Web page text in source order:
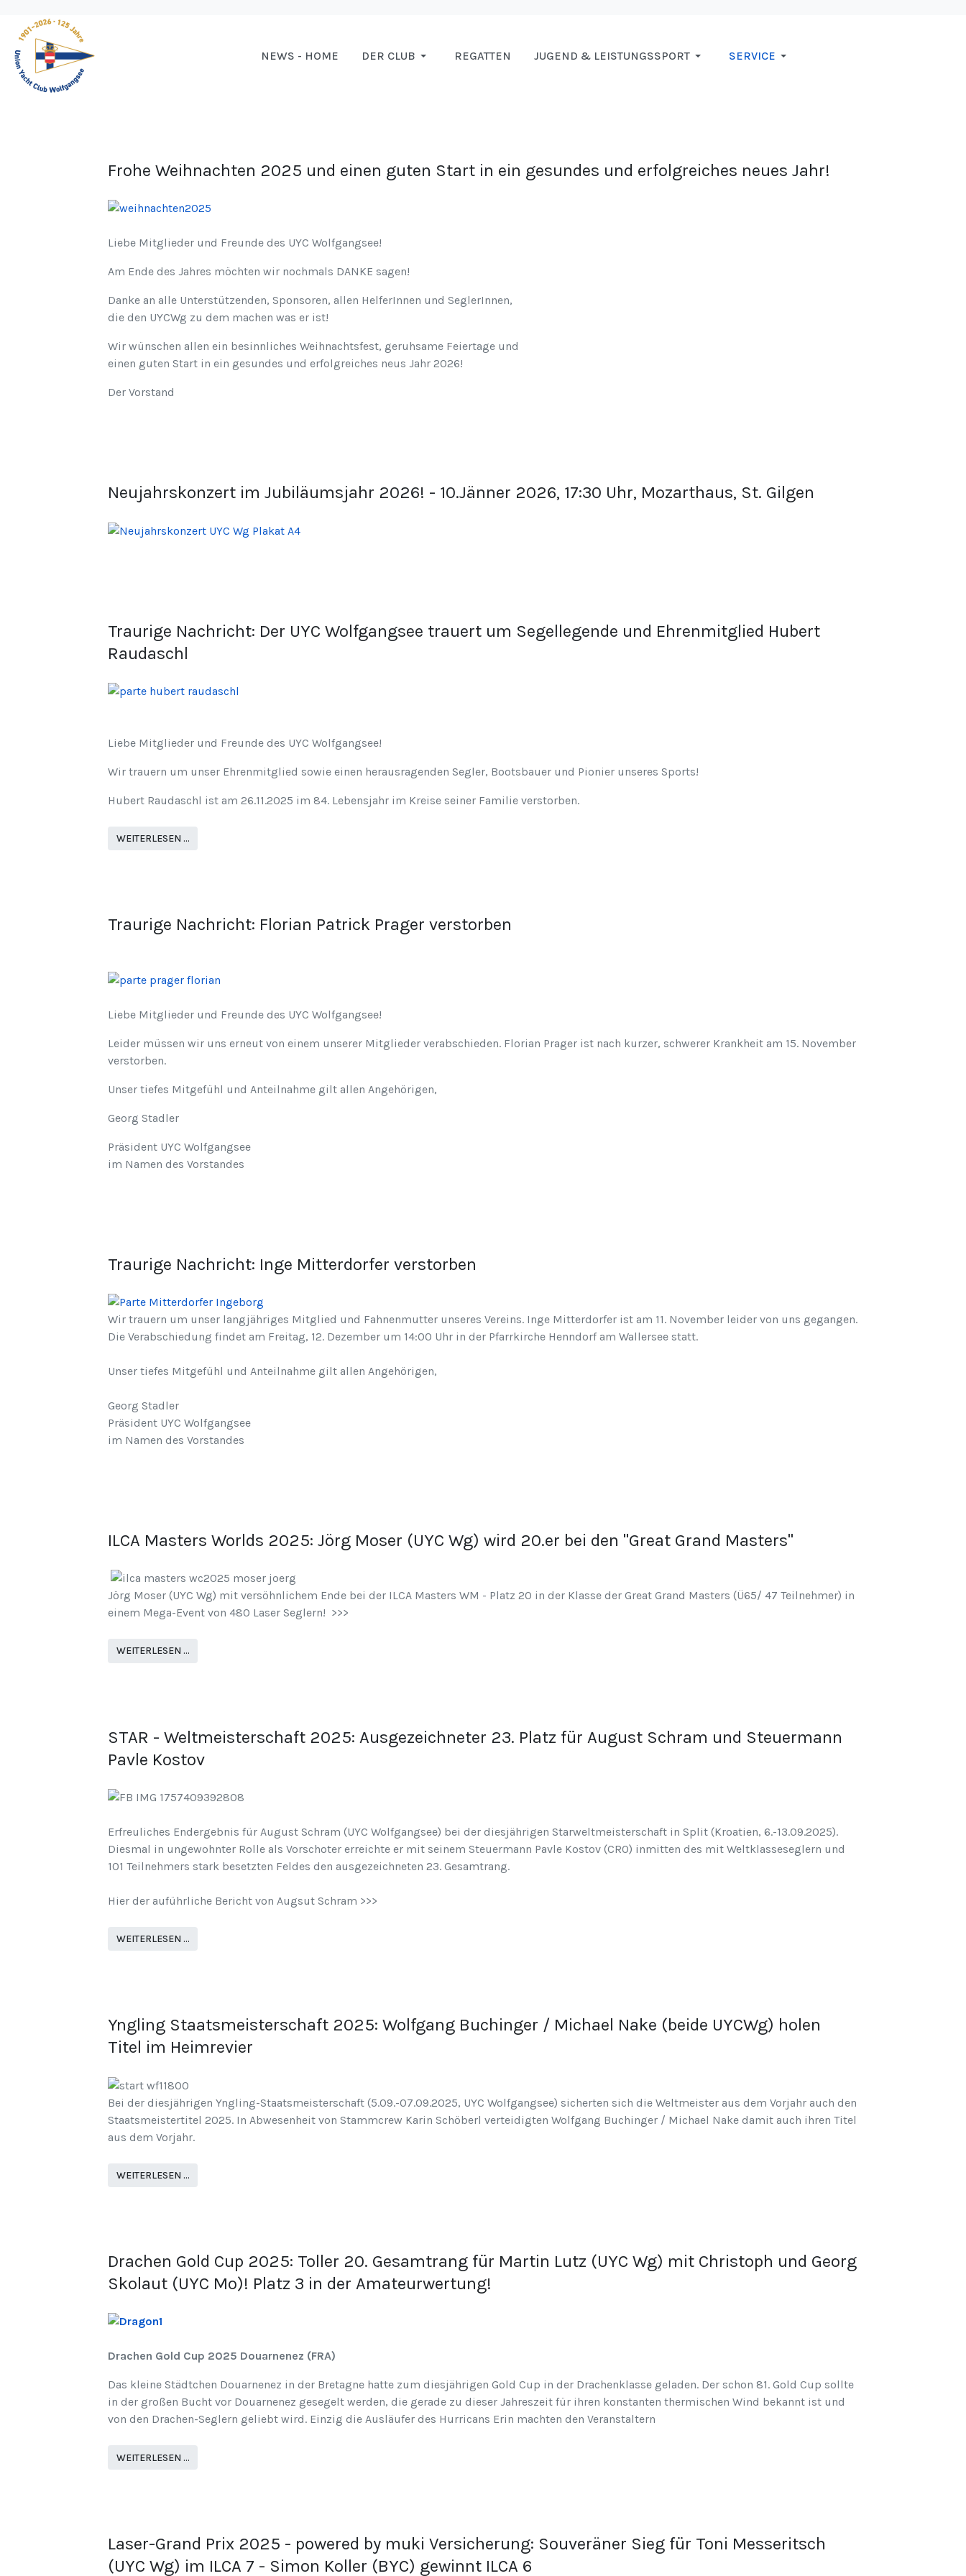
NEWS - HOME DER CLUB REGATTEN JUGEND & LEISTUNGSSPORT SERVICE
Frohe Weihnachten 2025 und einen guten Start in ein gesundes und erfolgreiches neues Jahr!
Liebe Mitglieder und Freunde des UYC Wolfgangsee!
Am Ende des Jahres möchten wir nochmals DANKE sagen!
Danke an alle Unterstützenden, Sponsoren, allen HelferInnen und SeglerInnen,
die den UYCWg zu dem machen was er ist!
Wir wünschen allen ein besinnliches Weihnachtsfest, geruhsame Feiertage und
einen guten Start in ein gesundes und erfolgreiches neus Jahr 2026!
Der Vorstand
Neujahrskonzert im Jubiläumsjahr 2026! - 10.Jänner 2026, 17:30 Uhr, Mozarthaus, St. Gilgen
Traurige Nachricht: Der UYC Wolfgangsee trauert um Segellegende und Ehrenmitglied Hubert
Raudaschl
Liebe Mitglieder und Freunde des UYC Wolfgangsee!
Wir trauern um unser Ehrenmitglied sowie einen herausragenden Segler, Bootsbauer und Pionier unseres Sports!
Hubert Raudaschl ist am 26.11.2025 im 84. Lebensjahr im Kreise seiner Familie verstorben.
WEITERLESEN …
Traurige Nachricht: Florian Patrick Prager verstorben
Liebe Mitglieder und Freunde des UYC Wolfgangsee!
Leider müssen wir uns erneut von einem unserer Mitglieder verabschieden. Florian Prager ist nach kurzer, schwerer Krankheit am 15. November
verstorben.
Unser tiefes Mitgefühl und Anteilnahme gilt allen Angehörigen,
Georg Stadler
Präsident UYC Wolfgangsee
im Namen des Vorstandes
Traurige Nachricht: Inge Mitterdorfer verstorben
Wir trauern um unser langjähriges Mitglied und Fahnenmutter unseres Vereins. Inge Mitterdorfer ist am 11. November leider von uns gegangen.
Die Verabschiedung findet am Freitag, 12. Dezember um 14:00 Uhr in der Pfarrkirche Henndorf am Wallersee statt.
Unser tiefes Mitgefühl und Anteilnahme gilt allen Angehörigen,
Georg Stadler
Präsident UYC Wolfgangsee
im Namen des Vorstandes
ILCA Masters Worlds 2025: Jörg Moser (UYC Wg) wird 20.er bei den "Great Grand Masters"
Jörg Moser (UYC Wg) mit versöhnlichem Ende bei der ILCA Masters WM - Platz 20 in der Klasse der Great Grand Masters (Ü65/ 47 Teilnehmer) in
einem Mega-Event von 480 Laser Seglern! >>>
WEITERLESEN …
STAR - Weltmeisterschaft 2025: Ausgezeichneter 23. Platz für August Schram und Steuermann
Pavle Kostov
Erfreuliches Endergebnis für August Schram (UYC Wolfgangsee) bei der diesjährigen Starweltmeisterschaft in Split (Kroatien, 6.-13.09.2025).
Diesmal in ungewohnter Rolle als Vorschoter erreichte er mit seinem Steuermann Pavle Kostov (CRO) inmitten des mit Weltklasseseglern und
101 Teilnehmers stark besetzten Feldes den ausgezeichneten 23. Gesamtrang.
Hier der auführliche Bericht von Augsut Schram >>>
WEITERLESEN …
Yngling Staatsmeisterschaft 2025: Wolfgang Buchinger / Michael Nake (beide UYCWg) holen
Titel im Heimrevier
Bei der diesjährigen Yngling-Staatsmeisterschaft (5.09.-07.09.2025, UYC Wolfgangsee) sicherten sich die Weltmeister aus dem Vorjahr auch den
Staatsmeistertitel 2025. In Abwesenheit von Stammcrew Karin Schöberl verteidigten Wolfgang Buchinger / Michael Nake damit auch ihren Titel
aus dem Vorjahr.
WEITERLESEN …
Drachen Gold Cup 2025: Toller 20. Gesamtrang für Martin Lutz (UYC Wg) mit Christoph und Georg
Skolaut (UYC Mo)! Platz 3 in der Amateurwertung!
Drachen Gold Cup 2025 Douarnenez (FRA)
Das kleine Städtchen Douarnenez in der Bretagne hatte zum diesjährigen Gold Cup in der Drachenklasse geladen. Der schon 81. Gold Cup sollte
in der großen Bucht vor Douarnenez gesegelt werden, die gerade zu dieser Jahreszeit für ihren konstanten thermischen Wind bekannt ist und
von den Drachen-Seglern geliebt wird. Einzig die Ausläufer des Hurricans Erin machten den Veranstaltern
WEITERLESEN …
Laser-Grand Prix 2025 - powered by muki Versicherung: Souveräner Sieg für Toni Messeritsch
(UYC Wg) im ILCA 7 - Simon Koller (BYC) gewinnt ILCA 6